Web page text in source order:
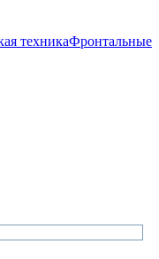
техникаФронтальные